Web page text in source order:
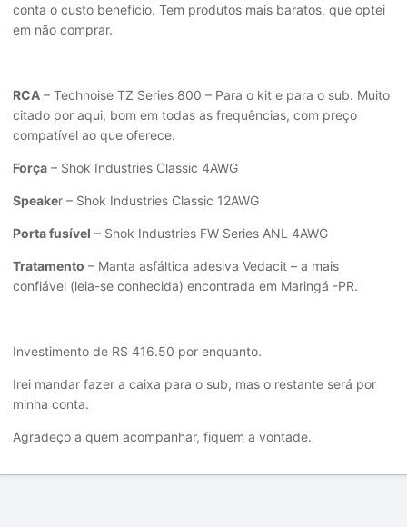
conta o custo benefício. Tem produtos mais baratos, que optei
em não comprar.
RCA – Technoise TZ Series 800 – Para o kit e para o sub. Muito
citado por aqui, bom em todas as frequências, com preço
compatível ao que oferece.
Força – Shok Industries Classic 4AWG
Speaker – Shok Industries Classic 12AWG
Porta fusível – Shok Industries FW Series ANL 4AWG
Tratamento – Manta asfáltica adesiva Vedacit – a mais
confiável (leia-se conhecida) encontrada em Maringá -PR.
Investimento de R$ 416.50 por enquanto.
Irei mandar fazer a caixa para o sub, mas o restante será por
minha conta.
Agradeço a quem acompanhar, fiquem a vontade.